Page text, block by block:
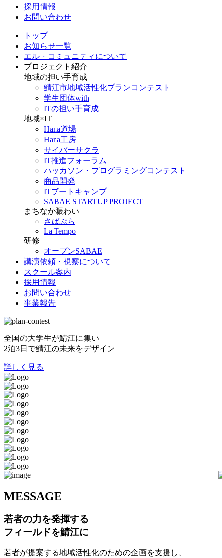
採用情報
お問い合わせ
トップ
お知らせ一覧
エル・コミュニティについて
プロジェクト紹介
地域の担い手育成
鯖江市地域活性化プランコンテスト
学生団体with
ITの担い手育成
地域×IT
Hana道場
Hana工房
サイバーサクラ
IT推進フォーラム
ハッカソン・プログラミングコンテスト
商品開発
ITブートキャンプ
SABAE STARTUP PROJECT
まちなか賑わい
さばぷら
La Tempo
研修
オープンSABAE
講演依頼・視察について
スクール案内
採用情報
お問い合わせ
事業報告
全国の大学生が鯖江に集い
2泊3日で鯖江の未来をデザイン
詳しく見る
MESSAGE
若者の力を発揮する
フィールドを鯖江に
若者が提案する地域活性化のための企画を支援し、